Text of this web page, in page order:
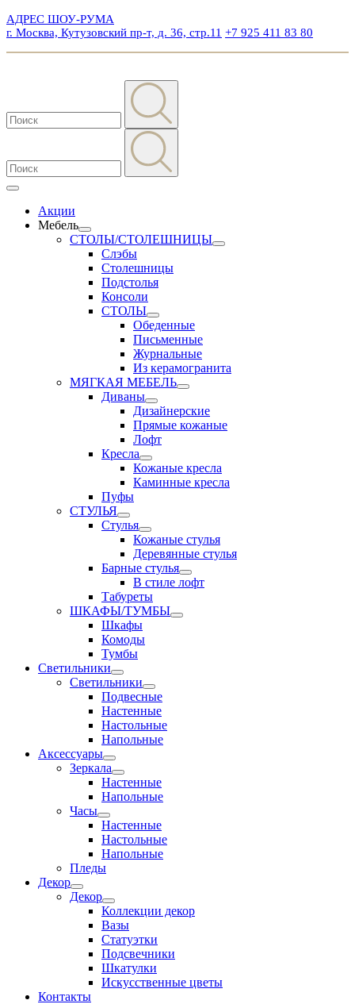
АДРЕС ШОУ-РУМА
г. Москва, Кутузовский пр-т, д. 36, стр.11 +7 925 411 83 80
Акции
Мебель
СТОЛЫ/СТОЛЕШНИЦЫ
Слэбы
Столешницы
Подстолья
Консоли
СТОЛЫ
Обеденные
Письменные
Журнальные
Из керамогранита
МЯГКАЯ МЕБЕЛЬ
Диваны
Дизайнерские
Прямые кожаные
Лофт
Кресла
Кожаные кресла
Каминные кресла
Пуфы
СТУЛЬЯ
Стулья
Кожаные стулья
Деревянные стулья
Барные стулья
В стиле лофт
Табуреты
ШКАФЫ/ТУМБЫ
Шкафы
Комоды
Тумбы
Светильники
Светильники
Подвесные
Настенные
Настольные
Напольные
Аксессуары
Зеркала
Настенные
Напольные
Часы
Настенные
Настольные
Напольные
Пледы
Декор
Декор
Коллекции декор
Вазы
Статуэтки
Подсвечники
Шкатулки
Искусственные цветы
Контакты